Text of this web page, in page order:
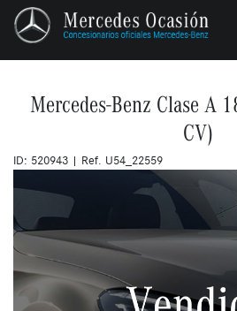
Mercedes-Benz Clase A
CV)
ID: 520943 | Ref. U54_22559